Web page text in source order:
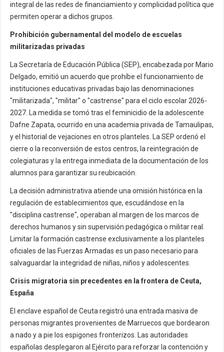
integral de las redes de financiamiento y complicidad política que
permiten operar a dichos grupos.
Prohibición gubernamental del modelo de escuelas
militarizadas privadas
La Secretaría de Educación Pública (SEP), encabezada por Mario
Delgado, emitió un acuerdo que prohíbe el funcionamiento de
instituciones educativas privadas bajo las denominaciones
"militarizada", "militar" o "castrense" para el ciclo escolar 2026-
2027. La medida se tomó tras el feminicidio de la adolescente
Dafne Zapata, ocurrido en una academia privada de Tamaulipas,
y el historial de vejaciones en otros planteles. La SEP ordenó el
cierre o la reconversión de estos centros, la reintegración de
colegiaturas y la entrega inmediata de la documentación de los
alumnos para garantizar su reubicación.
La decisión administrativa atiende una omisión histórica en la
regulación de establecimientos que, escudándose en la
"disciplina castrense", operaban al margen de los marcos de
derechos humanos y sin supervisión pedagógica o militar real.
Limitar la formación castrense exclusivamente a los planteles
oficiales de las Fuerzas Armadas es un paso necesario para
salvaguardar la integridad de niñas, niños y adolescentes.
Crisis migratoria sin precedentes en la frontera de Ceuta,
España
El enclave español de Ceuta registró una entrada masiva de
personas migrantes provenientes de Marruecos que bordearon
a nado y a pie los espigones fronterizos. Las autoridades
españolas desplegaron al Ejército para reforzar la contención y